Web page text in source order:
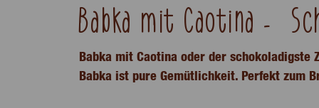
Babka mit Caotina –
Babka mit Caotina oder der
Babka ist pure Gemütlichkeit. Perfekt zum